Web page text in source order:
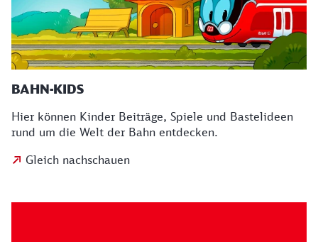
BAHN-KIDS
Hier können Kinder Beiträge, Spiele und Bastelideen
rund um die Welt der Bahn entdecken.
Gleich nachschauen